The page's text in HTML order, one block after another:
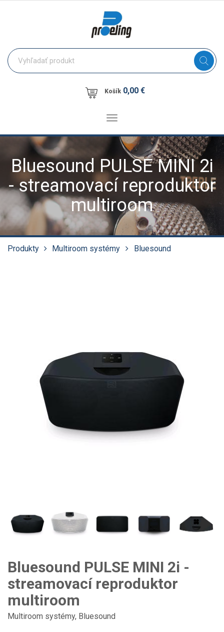
Košík 0,00 €
Toggle
Bluesound PULSE MINI 2i
- streamovací reproduktor
multiroom
Produkty Multiroom systémy Bluesound
Bluesound PULSE MINI 2i -
streamovací reproduktor
multiroom
Multiroom systémy, Bluesound